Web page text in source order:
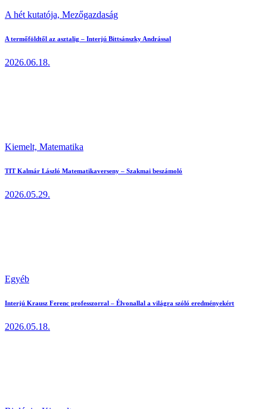
A hét kutatója, Mezőgazdaság
A termőföldtől az asztalig – Interjú Bittsánszky Andrással
2026.06.18.
Kiemelt, Matematika
TIT Kalmár László Matematikaverseny – Szakmai beszámoló
2026.05.29.
Egyéb
Interjú Krausz Ferenc professzorral – Élvonallal a világra szóló eredményekért
2026.05.18.